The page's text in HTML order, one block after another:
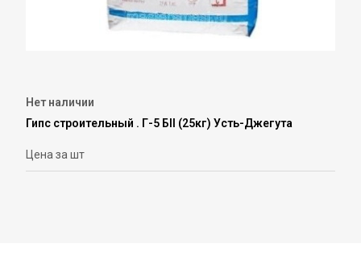
Нет наличии
Гипс строительный . Г-5 БII (25кг) Усть-Джегута
Цена за шт